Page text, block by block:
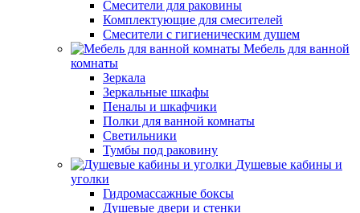
Смесители для раковины
Комплектующие для смесителей
Смесители с гигиеническим душем
Мебель для ванной
комнаты
Зеркала
Зеркальные шкафы
Пеналы и шкафчики
Полки для ванной комнаты
Светильники
Тумбы под раковину
Душевые кабины и
уголки
Гидромассажные боксы
Душевые двери и стенки